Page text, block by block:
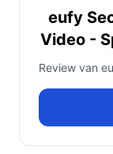
eufy
Video -
Review van